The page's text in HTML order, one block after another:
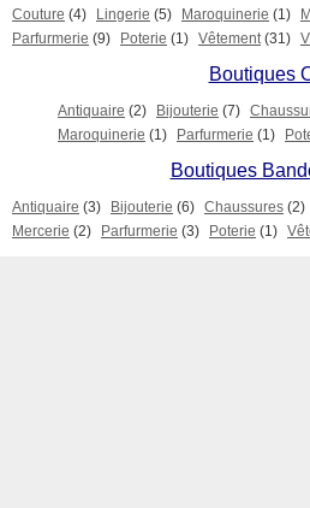
Couture (4) Lingerie (5) Maroquinerie (1)
Parfurmerie (9) Poterie (1) Vêtement (31)
Boutiques
Antiquaire (2) Bijouterie (7)
Maroquinerie (1) Parfurmerie (1)
Boutiques
Antiquaire (3) Bijouterie (6) Chaussures (2)
Mercerie (2) Parfurmerie (3) Poterie (1)